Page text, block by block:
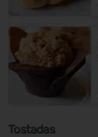
Tostadas